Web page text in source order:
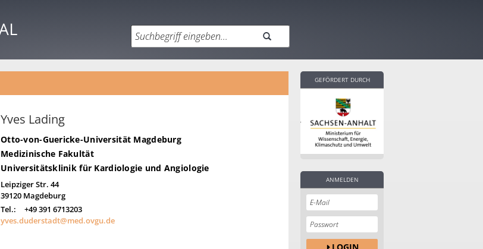
Yves Lading
Otto-von-Guericke-Universität Magdeburg
Medizinische Fakultät
Universitätsklinik für Kardiologie und Angiologie
Leipziger Str. 44
39120 Magdeburg
Tel.:
+49 391 6713203
yves.duderstadt@med.ovgu.de
GEFÖRDERT DURCH
ANMELDEN
LOGIN